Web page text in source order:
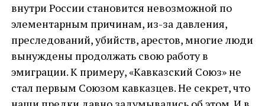
внутри России становится невозможной по
элементарным причинам, из-за давления,
преследований, убийств, арестов, многие люди
вынуждены продолжать свою работу в
эмиграции. К примеру, «Кавказский Союз» не
стал первым Союзом кавказцев. Не секрет, что